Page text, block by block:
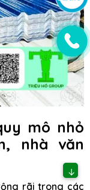
mô nhỏ
nhà văn
rãi trong các
↓